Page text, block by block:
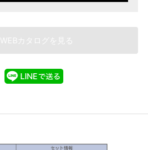
WEBカタログを見る